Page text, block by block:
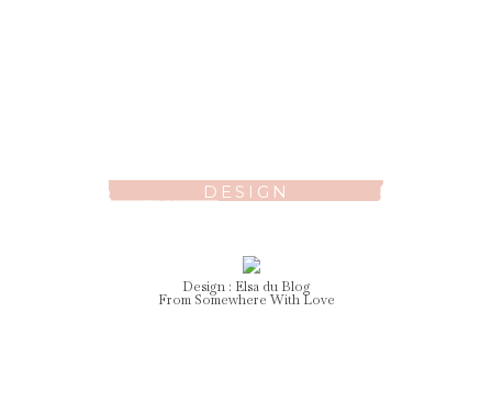
DESIGN
Design : Elsadu Blog
From Somewhere With Love